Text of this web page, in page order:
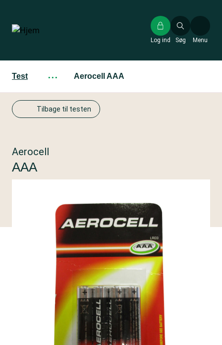
hovedindhold
Søg
Log ind Menu
Test ··· Aerocell AAA
Tilbage til testen
Aerocell
AAA